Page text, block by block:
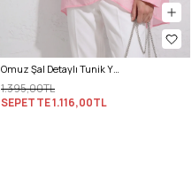
Omuz Şal Detaylı Tunik Y0156 - AÇIK PEMBE
1.395,00TL
SEPETTE1.116,00TL